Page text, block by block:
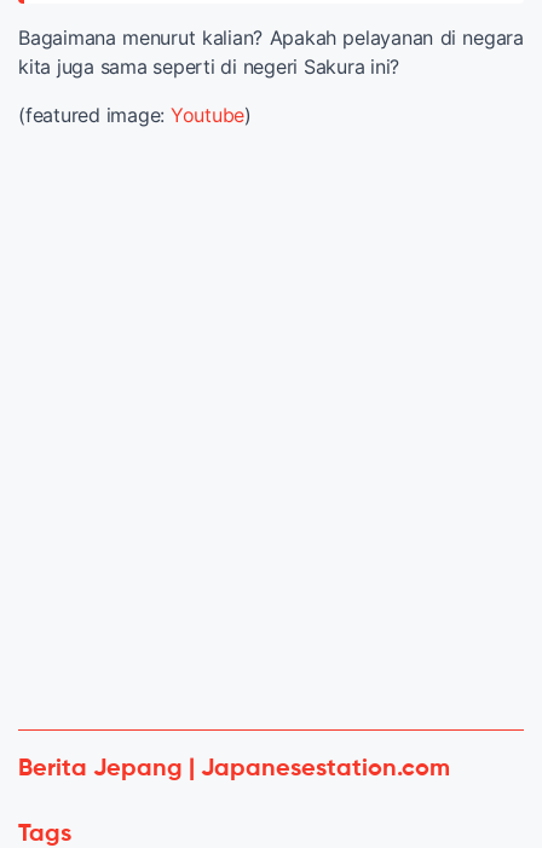
Bagaimana menurut kalian? Apakah pelayanan di negara
kita juga sama seperti di negeri Sakura ini?
(featured image: Youtube)
Berita Jepang | Japanesestation.com
Tags